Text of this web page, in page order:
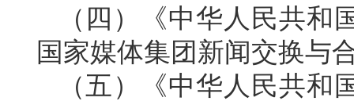
（四）《中华人民共
国家媒体集团新闻交换与
（五）《中华人民共